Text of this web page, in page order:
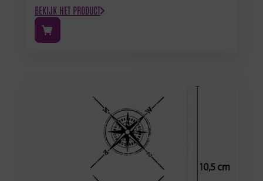
BEKIJK HET PRODUCT